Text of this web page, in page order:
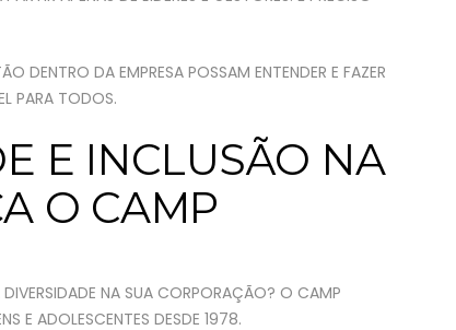
DENTRO DA EMPRESA POSSAM ENTENDER E FAZER
PARA TODOS.
E INCLUSÃO NA
O CAMP
NA SUA CORPORAÇÃO? O CAMP
E ADOLESCENTES DESDE 1978.